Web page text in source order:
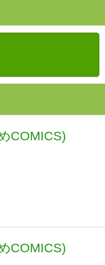
COMICS)
COMICS)